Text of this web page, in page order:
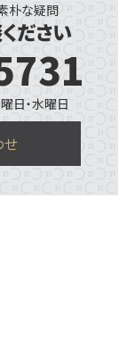
朴な疑問
ださい
日・水曜日
せ